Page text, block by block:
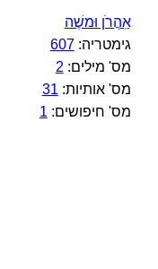
אַֽהֲרֹן וּמשֶׁה
גימטריה:607
מס' מילים: 2
מס' אותיות: 31
מס' חיפושים: 1